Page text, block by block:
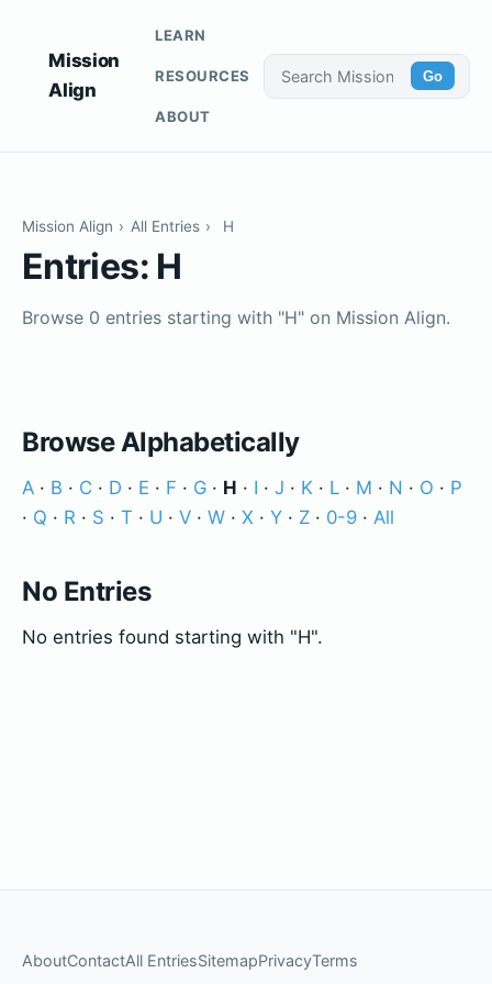
Mission
Align
LEARN
RESOURCES
ABOUT
Go
Mission Align › All Entries › H
Entries: H
Browse 0 entries starting with "H" on Mission Align.
Browse Alphabetically
A · B · C · D · E · F · G · H · I · J · K · L · M · N · O · P
· Q · R · S · T · U · V · W · X · Y · Z · 0-9 · All
No Entries
No entries found starting with "H".
AboutContactAll EntriesSitemapPrivacyTerms